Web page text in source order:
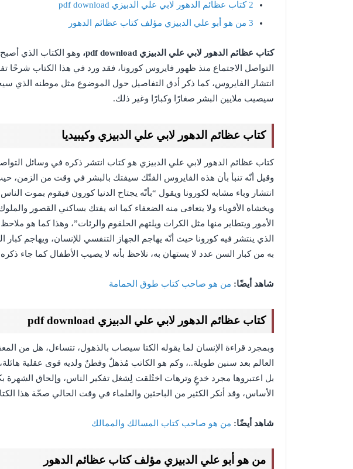
2 كتاب عظائم الدهور لابي علي الدبيزي pdf download
3 من هو أبو علي الدبيزي مؤلف كتاب عظائم الدهور
كتاب عظائم الدهور لابي علي الدبيزي pdf download،
وهو الكتاب الذي
التواصل الاجتماع منذ ظهور فايروس كورونا، فقد ورد في هذا الكتاب شرحًا
انتشار الفايروس، كما ذكر أدق التفاصيل حول الموضوع مثل موطنه الذي
سيصيب ملايين البشر صغارًا وكبارًا وغير ذلك.
كتاب عظائم الدهور لابي علي الدبيزي وكيبيديا
كتاب عظائم الدهور لابي علي الدبيزي هو كتاب انتشر ذكره في وسائل
وقيل أنّه تنبأ بأن هذه الفايروس الفتّك سيفتك بالبشر في وقت من الزمن،
انتشار وباء مشابه لكورونا ويقول “بأنّه يجتاح الدنيا كورون فيقوم بموت
ويخشاه الأقوياء ولا يتعافى منه الضعفاء كما انه يفتك بساكني القصور
الأمور ويتطاير منها مثل الكرات ويلتهم الحلقوم والرئات”، وهذا كما هو
الذي ينتشر فيه كورونا حيث أنّه يهاجم الجهاز التنفسي للإنسان، ويهاجم
به من كبار السن عدد لا يستهان به، نلاحظ بأنه لا يصيب الأطفال كما جاء
شاهد أيضًا: من هو صاحب كتاب طوق الحمامة
كتاب عظائم الدهور لابي علي الدبيزي pdf download
وبمجرد قراءة الإنسان لما يقوله الكتا سيصاب بالذهول، تتساءل، هل من
العالم بعد سنين طويلة..، وكم هو الكاتب مُذهلٌ وفطنٌ ولديه قوى عقلية
بل اعتبروها مجرد خدعٍ وترهات اختُلقت لِشغل تفكير الناس، وإلحاق الشهرة
الأساس، وقد أنكر الكثير من الباحثين والعلماء في وقت الحالي صحّة هذا
شاهد أيضًا: من هو صاحب كتاب المسالك والممالك
من هو أبو علي الدبيزي مؤلف كتاب عظائم الدهور